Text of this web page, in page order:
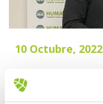
10 Octubre, 2022